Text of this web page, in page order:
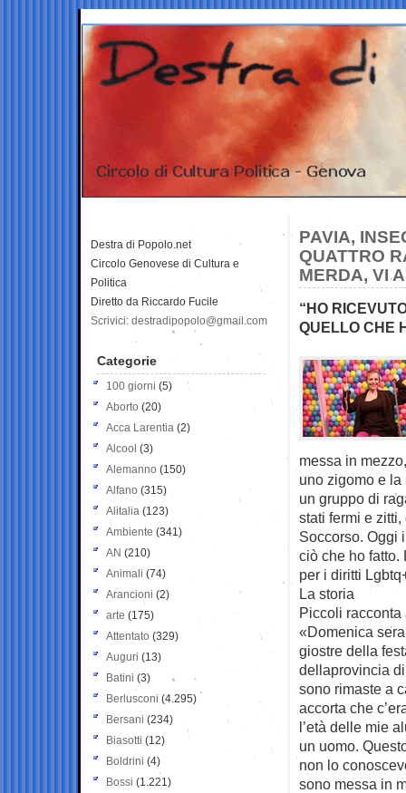
PAVIA,
QUATTRO
MERDA, VI
“HO
QUELLO CHE
messa in
uno zigomo e
un gruppo di
stati fermi e
Soccorso. Oggi
ciò che ho fatto.
per i diritti
La storia
Piccoli racconta
«Domenica
giostre della
dellaprovincia
sono rimaste a
accorta che
l’età delle mie
un uomo.
non lo
sono messa in
Destra di Popolo.net
Circolo Genovese di Cultura e
Politica
Diretto da Riccardo Fucile
Scrivici: destradipopolo@gmail.com
Categorie
100 giorni (5)
Aborto (20)
Acca Larentia (2)
Alcool (3)
Alemanno (150)
Alfano (315)
Alitalia (123)
Ambiente (341)
AN (210)
Animali (74)
Arancioni (2)
arte (175)
Attentato (329)
Auguri (13)
Batini (3)
Berlusconi (4.295)
Bersani (234)
Biasotti (12)
Boldrini (4)
Bossi (1.221)